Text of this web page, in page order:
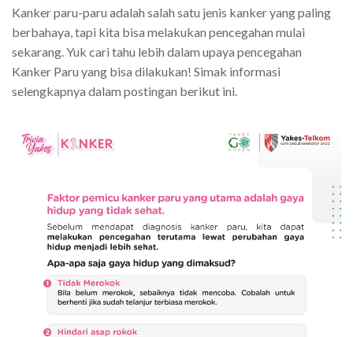
Kanker paru-paru adalah salah satu jenis kanker yang paling
berbahaya, tapi kita bisa melakukan pencegahan mulai
sekarang. Yuk cari tahu lebih dalam upaya pencegahan
Kanker Paru yang bisa dilakukan! Simak informasi
selengkapnya dalam postingan berikut ini.